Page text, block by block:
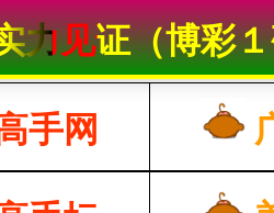
见证（博彩
手网